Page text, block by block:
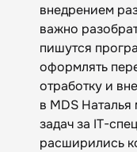
внедрением
важно
пишутся
оформлять
отработку и
в MDS
задач за IT-
расширились